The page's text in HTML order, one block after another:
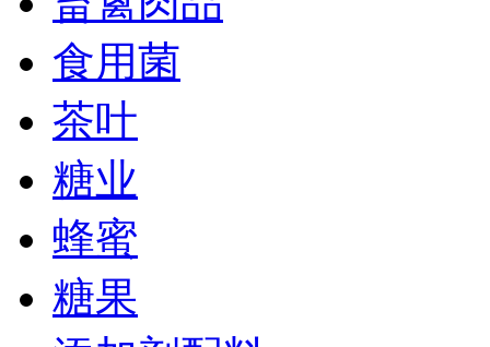
食用菌
茶叶
糖业
蜂蜜
糖果